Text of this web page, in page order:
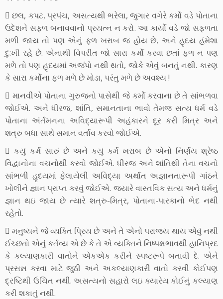
 છલ, કપટ, પ્રપંચ, અસત્યથી ભરેલા, જુગાર વગેરે કર્મો વડે પોતાના
ઉદેશને સફળ બનાવવાનો પ્રયત્ન ન કરો. આ કાર્યો વડે જો સફળતા
મળી જાય તો પણ એનું ફળ ખરાબ જ હોય છે, અને હૃદય હંમેશા
દુ:ખી રહે છે. એનાથી વિપરીત જો સારા કર્મો કરવા છતાં ફળ ન પણ
મળે તો પણ હૃદયમાં અજંપો નથી થતો, જોકે એવું બનતું નથી. કારણ
કે સારા કર્મોના ફળ મળે છે મોડા, પરંતુ મળે છે અવશ્ય !
 માનવીએ પોતાના ગુરુજનો પાસેથી જે કર્મો કરવાના છે તે સાંભળવા
જોઈએ. અને ધીરજ, શાંતિ, સમાનતાના ભાવો તેમજ સત્ય ધર્મ વડે
પોતાના અંર્તમનના અવિદ્યારૂપી અહંકારને દૂર કરી મિત્ર અને
શત્રુ બધા સાથે સમાન વર્તાવ કરવો જોઈએ.
 કયું કર્મ સારું છે અને કયું કર્મ ખરાબ છે એનો નિર્ણય શ્રેષ્ઠ
વિદ્વાનોના વચનોથી કરવો જોઈએ. ધીરજ અને શાંતિથી તેના વચનો
સાંભળી હૃદયમાં ફેલાયેલી અવિદ્યા અર્થાત અજ્ઞાનતારૂપી ગાંઠને
ખોલીને જ્ઞાન પ્રાપ્ત કરવું જોઈએ. જયારે વાસ્તવિક સત્ય અને ધર્મનું
જ્ઞાન થઇ જાય છે ત્યારે શત્રુ-મિત્ર, પોતાના-પારકાનો ભેદ નથી
રહેતો.
 મનુષ્યને જે વ્યક્તિ પ્રિય છે અને તે એનો પરાજય થાય એવું નથી
ઈચ્છતો એનું કર્તવ્ય એ છે કે તે એ વ્યક્તિને નિષ્પક્ષભાવથી હાનિપ્રદ
કે કલ્યાણકારી વાતોને એકએક કરીને સ્પષ્ટરૂપે બતાવી દે. એને
પ્રસન્ન કરવા માટે જુઠી અને અકલ્યાણકારી વાતો કરવી કોઈપણ
દ્રષ્ટિથી ઉચિત નથી. અસત્યનો સહારો લઇ ક્યારેય કોઈનું કલ્યાણ
કરી શકાતું નથી.